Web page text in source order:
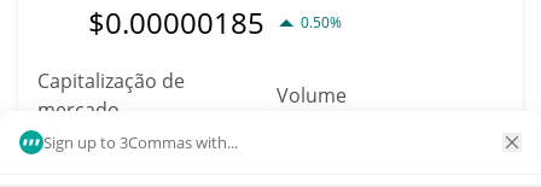
Sign up to 3Commas with...
$0.00000185 0.50%
Capitalização de
mercado
$185,170
Volume